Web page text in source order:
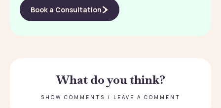
Book a Consultation
What do you think?
SHOW COMMENTS / LEAVE A COMMENT